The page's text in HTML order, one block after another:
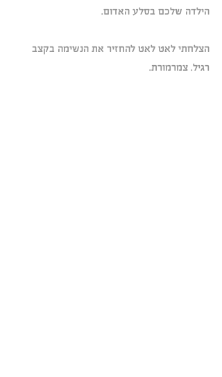
הילדה שלכם בסלע האדום.
הצלחתי לאט לאט להחזיר את הנשימה בקצב
רגיל. צמרמורת.